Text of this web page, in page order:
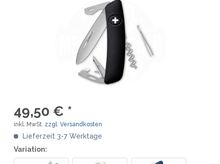
49,50 € *
inkl. MwSt. zzgl. Versandkosten
Lieferzeit 3-7 Werktage
Variation: